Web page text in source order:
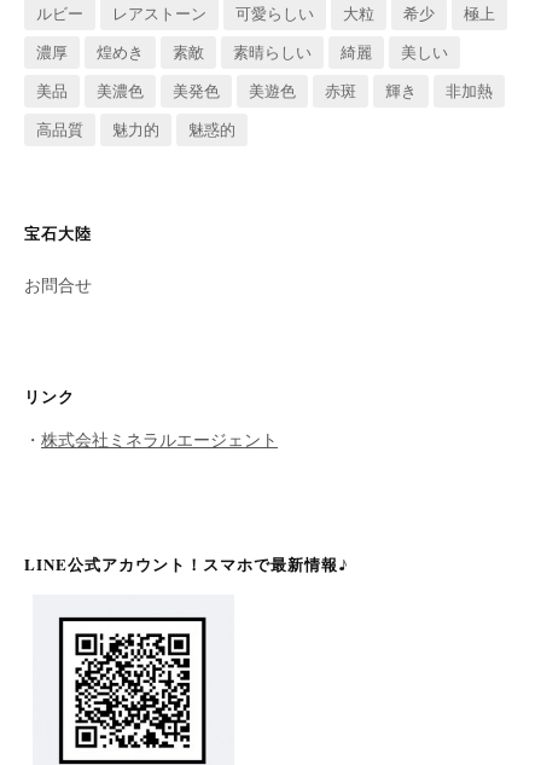
ルビー レアストーン 可愛らしい 大粒 希少
極上
濃厚
煌めき 素敵 素晴らしい 綺麗
美しい
美品
美濃色 美発色 美遊色 赤斑 輝き
非加熱
高品質
魅力的 魅惑的
宝石大陸
お問合せ
リンク
・ 株式会社ミネラルエージェント
LINE公式アカウント！スマホで最新情報♪